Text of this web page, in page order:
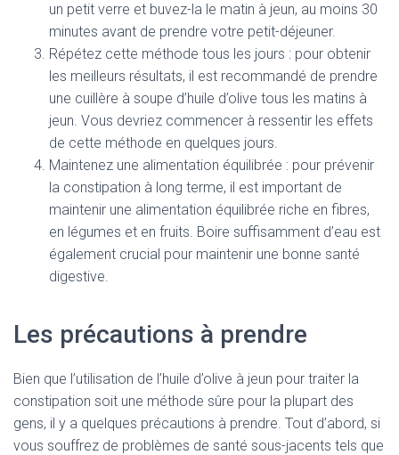
un petit verre et buvez-la le matin à jeun, au moins 30
minutes avant de prendre votre petit-déjeuner.
Répétez cette méthode tous les jours : pour obtenir
les meilleurs résultats, il est recommandé de prendre
une cuillère à soupe d’huile d’olive tous les matins à
jeun. Vous devriez commencer à ressentir les effets
de cette méthode en quelques jours.
Maintenez une alimentation équilibrée : pour prévenir
la constipation à long terme, il est important de
maintenir une alimentation équilibrée riche en fibres,
en légumes et en fruits. Boire suffisamment d’eau est
également crucial pour maintenir une bonne santé
digestive.
Les précautions à prendre
Bien que l’utilisation de l’huile d’olive à jeun pour traiter la
constipation soit une méthode sûre pour la plupart des
gens, il y a quelques précautions à prendre. Tout d’abord, si
vous souffrez de problèmes de santé sous-jacents tels que